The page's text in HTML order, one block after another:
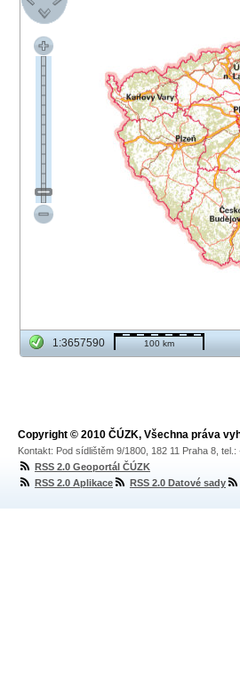
1:3657590 100 km
Copyright © 2010 ČÚZK, Všechna práva
Kontakt: Pod sídlištěm 9/1800, 182 11 Praha 8,
RSS 2.0 Geoportál ČÚZK
RSS 2.0 Aplikace
RSS 2.0 Datové sady